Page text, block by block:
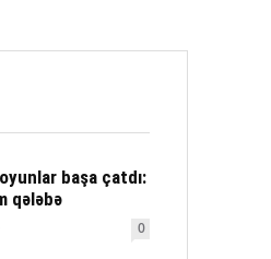
başa çatdı:
qələbə
0